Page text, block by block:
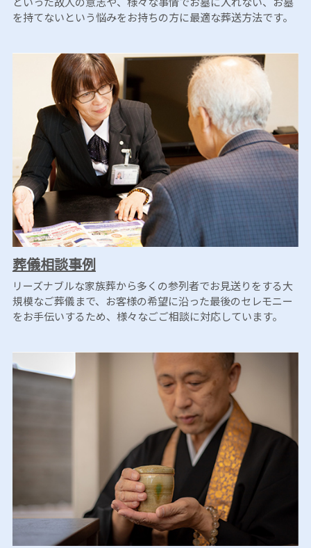
を持てないという悩みをお持ちの方に最適な葬送方法です。
葬儀相談事例
リーズナブルな家族葬から多くの参列者でお見送りをする大
規模なご葬儀まで、お客様の希望に沿った最後のセレモニー
をお手伝いするため、様々なごご相談に対応しています。